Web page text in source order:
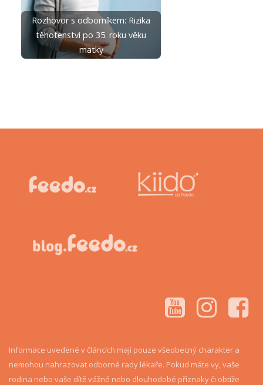
Rozhovor s odborníkem: Rizika
těhotenství po 35. roku věku
matky
Informace uvedené v článcích mají pouze všeobecný charakter a
nemohou nahrazovat odborné rady lékaře. Pokud máte vy, vaše
rodina nebo vaše dítě vážné nebo dlouhodobé příznaky či obtíže